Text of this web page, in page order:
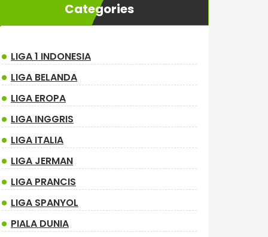
Categories
LIGA 1 INDONESIA
LIGA BELANDA
LIGA EROPA
LIGA INGGRIS
LIGA ITALIA
LIGA JERMAN
LIGA PRANCIS
LIGA SPANYOL
PIALA DUNIA